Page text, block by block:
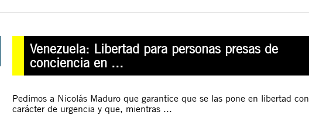
Venezuela: Libertad para personas presas de
conciencia en ...
Pedimos a Nicolás Maduro que garantice que se las pone en libertad con
carácter de urgencia y que, mientras ...